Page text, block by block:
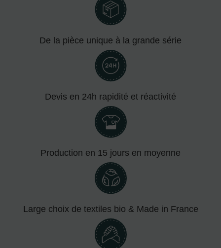
De la pièce unique à la grande série
Devis en 24h rapidité et réactivité
Production en 15 jours en moyenne
Large choix de textiles bio & Made in France